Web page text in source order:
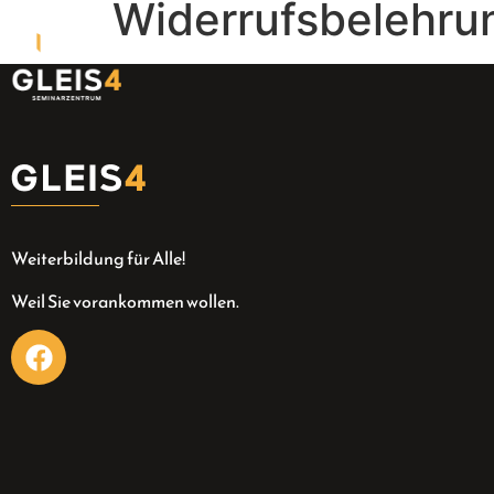
Weiterbildung für Alle!
Weil Sie vorankommen wollen.